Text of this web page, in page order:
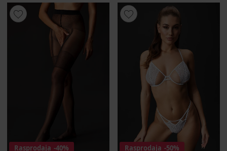
Rasprodaja -40% Rasprodaja -50%